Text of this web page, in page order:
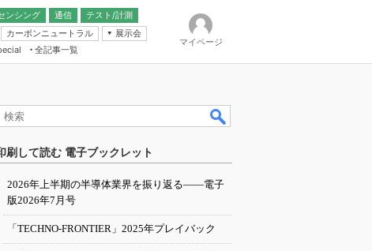
ンシング
通信
テスト/計測
カーボンニュートラル
展示会
ンピューティング
全記事一覧
マイページ
刷して読む 電子ブックレット
2026年上半期の半導体業界を振り返る――電子
版2026年7月号
「TECHNO-FRONTIER」2025年プレイバック